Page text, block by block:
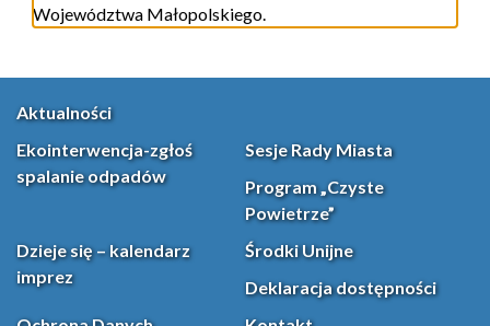
Województwa Małopolskiego.
Aktualności
Ekointerwencja-zgłoś
spalanie odpadów
Sesje Rady Miasta
Program „Czyste
Powietrze”
Dzieje się – kalendarz
imprez
Środki Unijne
Deklaracja dostępności